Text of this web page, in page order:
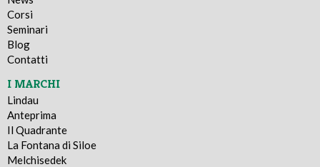
Corsi
Seminari
Blog
Contatti
I MARCHI
Lindau
Anteprima
Il Quadrante
La Fontana di Siloe
Melchisedek